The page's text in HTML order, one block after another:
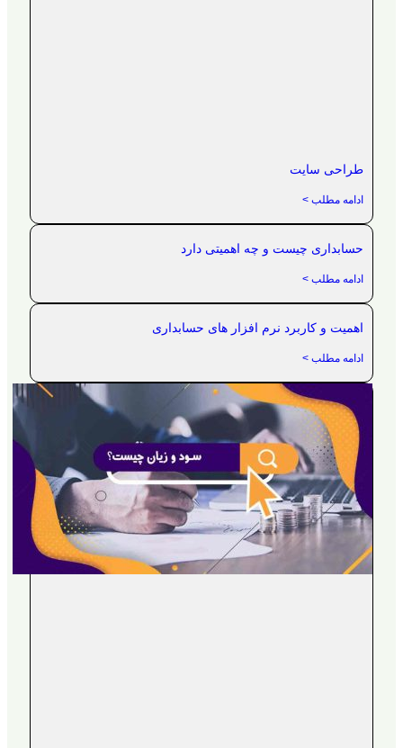
طراحی سایت
ادامه مطلب >
حسابداری چیست و چه اهمیتی دارد
ادامه مطلب >
اهمیت و کاربرد نرم افزار های حسابداری
ادامه مطلب >